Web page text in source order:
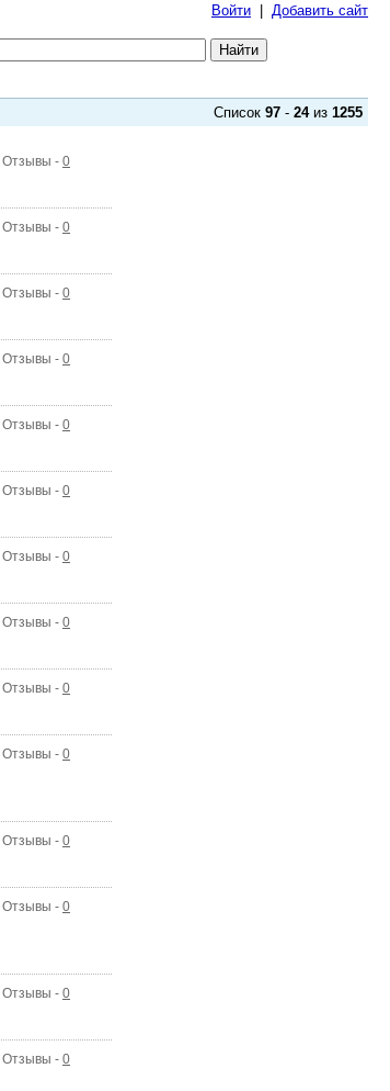
Войти Добавить сайт
Список 97 - 24из 1255
Отзывы - 0
Отзывы - 0
Отзывы - 0
Отзывы - 0
Отзывы - 0
Отзывы - 0
Отзывы - 0
Отзывы - 0
Отзывы - 0
Отзывы - 0
Отзывы - 0
Отзывы - 0
Отзывы - 0
Отзывы - 0